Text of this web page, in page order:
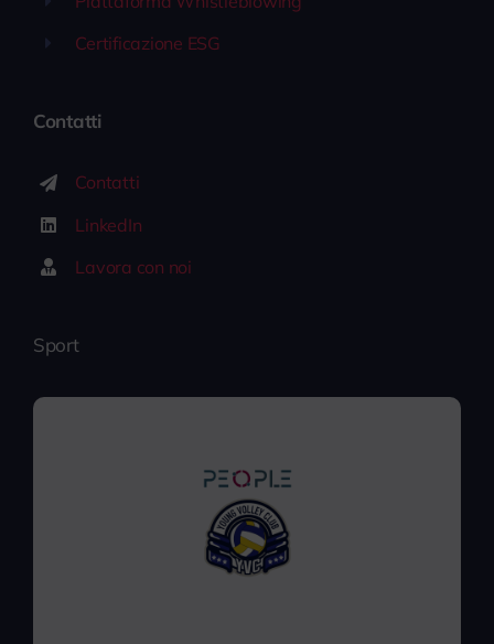
Certificazione ESG
Contatti
Contatti
LinkedIn
Lavora con noi
Sport